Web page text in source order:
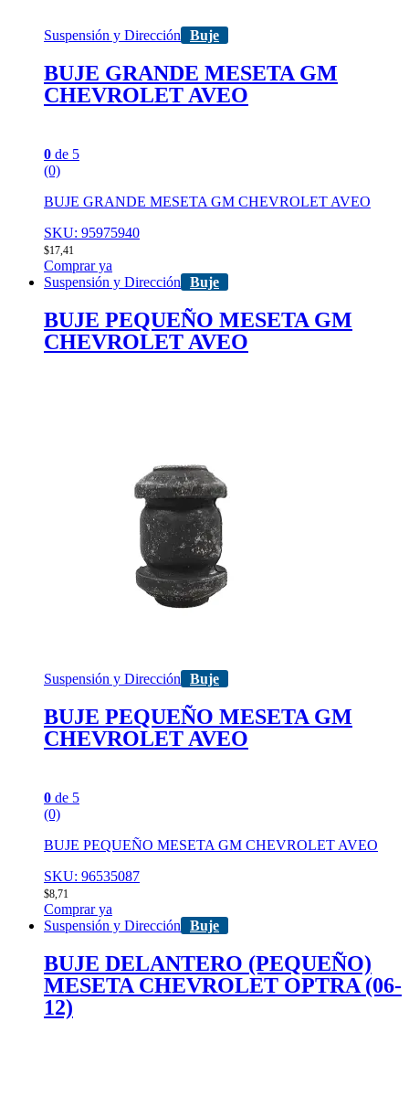
Suspensión y Dirección Buje
BUJE GRANDE MESETA GM
CHEVROLET AVEO
0 de 5
(0)
BUJE GRANDE MESETA GM CHEVROLET AVEO
SKU: 95975940
$17,41
Comprar ya
Suspensión y Dirección
Buje
BUJE PEQUEÑO MESETA GM
CHEVROLET AVEO
Suspensión y Dirección Buje
BUJE PEQUEÑO MESETA GM
CHEVROLET AVEO
0 de 5
(0)
BUJE PEQUEÑO MESETA GM CHEVROLET AVEO
SKU: 96535087
$8,71
Comprar ya
Suspensión y Dirección
Buje
BUJE DELANTERO (PEQUEÑO)
MESETA CHEVROLET OPTRA (06-
12)